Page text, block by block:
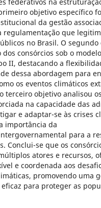
objetivo específico
da gestão
regulamentação que
no Brasil. O
consórcios sob o
II, destacando a
dessa abordagem para
os eventos climáticos
terceiro objetivo analisou
na capacidade das
e adaptar-se às crises
importância da
para a
Conclui-se que os
atores e recursos,
e coordenada aos
promovendo uma
para proteger as